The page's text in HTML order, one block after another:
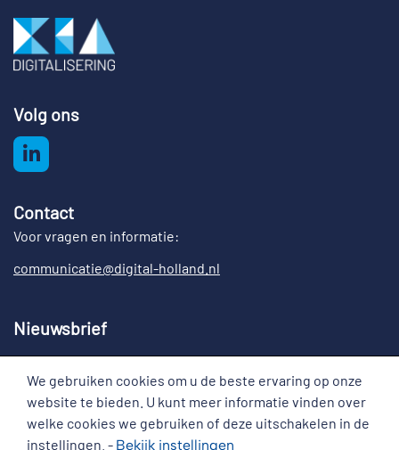
Cookies
We gebruiken cookies om u de beste ervaring op onze
website te bieden. U kunt meer informatie vinden over
welke cookies we gebruiken of deze uitschakelen in de
instellingen. - Bekijk instellingen
Volg ons
Contact
Voor vragen en informatie:
communicatie@digital-holland.nl
Nieuwsbrief
Meld u aan voor de nieuwsbrief Digital Holland